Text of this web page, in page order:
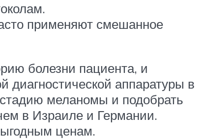
применяют смешанное
болезни пациента, и
аппаратуры в
меланомы и подобрать
в Израиле и Германии.
ценам.